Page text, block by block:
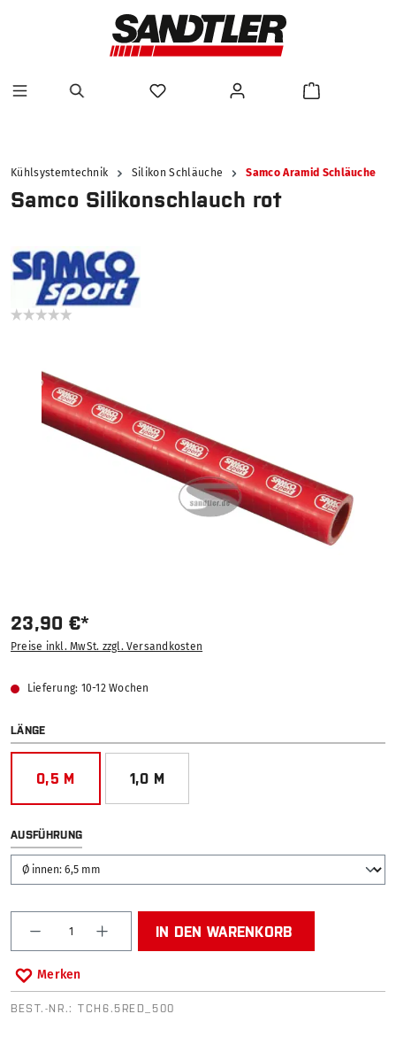
Kühlsystemtechnik Silikon Schläuche Samco Aramid Schläuche
Samco Silikonschlauch rot
23,90 €*
Preise inkl. MwSt. zzgl. Versandkosten
Lieferung: 10-12 Wochen
LÄNGEAUSWÄHLEN
0,5 M 1,0 M
AUSFÜHRUNGAUSWÄHLEN
Produkt Anzahl: Gib den gewünschten Wert ein
IN DEN WARENKORB
Merken
BEST.-NR.:TCH6.5RED_500